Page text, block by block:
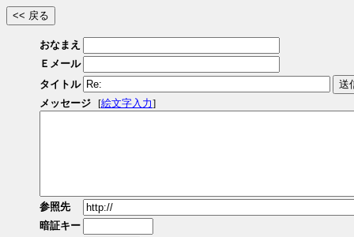
おなまえ
Ｅメール
タイトル
メッセージ
[絵文字入力]
参照先
暗証キー